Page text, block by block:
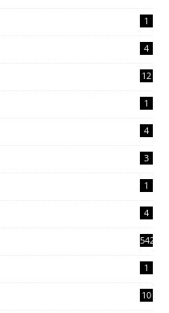
1
4
12
1
4
3
1
4
542
1
10